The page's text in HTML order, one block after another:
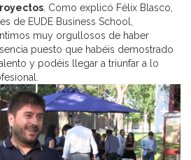
. Como explicó Félix Blasco,
de EUDE Business School,
muy orgullosos de haber
puesto que habéis demostrado
y podéis llegar a triunfar a lo